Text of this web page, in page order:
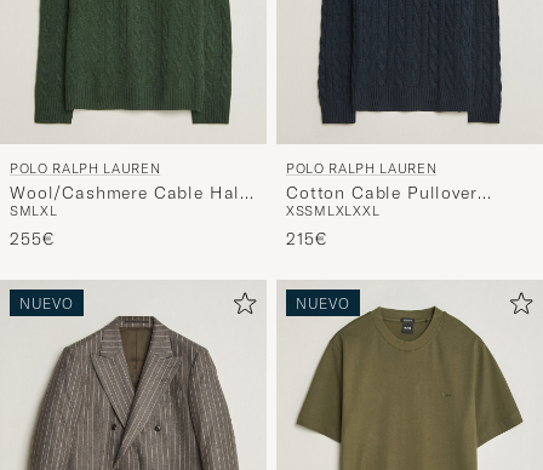
POLO RALPH LAUREN
Wool/Cashmere Cable Half
Zip Lodgepole Pine Heather
SMLXL
255€
POLO RALPH LAUREN
Cotton Cable Pullover
Hunter Navy
XSSM LXLXXL
215€
NUEVO NUEVO